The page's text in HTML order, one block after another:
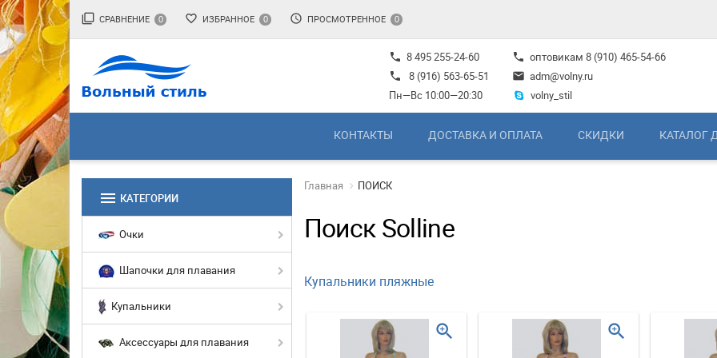
filter_none СРАВНЕНИЕ 0 favorite_border ИЗБРАННОЕ 0 access_time ПРОСМОТРЕННОЕ 0
phone 8 495 255-24-60
phone
8 (916) 563-65-51
Пн—Вс 10:00—20:30
phone оптовикам 8 (910) 465-54-66
mail adm@volny.ru
volny_stil
КОНТАКТЫ ДОСТАВКА И ОПЛАТА СКИДКИ КАТАЛОГ
menu КАТЕГОРИИ
Очки
Шапочки для плавания
Купальники
Аксессуары для плавания
Главная ПОИСК
Поиск Solline
Купальники пляжные
zoom_in zoom_in